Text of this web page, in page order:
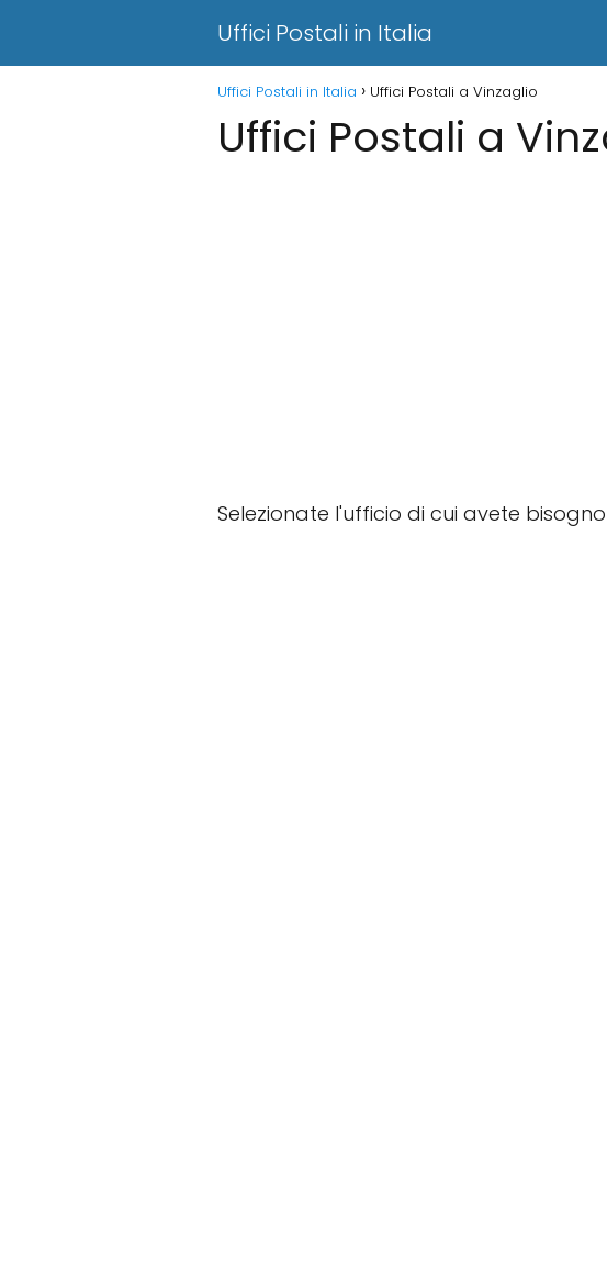
Uffici Postali in Italia
Uffici Postali in Italia Uffici Postali a Vinzaglio
Uffici Postali a
Selezionate l'ufficio di cui avete